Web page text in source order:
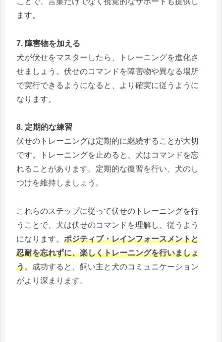
ます。
7. 障害物を加える
犬が伏せをマスターしたら、トレーニングを進化さ
せましょう。伏せのコマンドを障害物や異なる場所
で実行できるようになると、より確実に従うように
なります。
8. 定期的な練習
伏せのトレーニングは定期的に継続することが大切
です。トレーニングを止めると、犬はコマンドを忘
れることがあります。定期的な復習を行い、犬のし
つけを維持しましょう。
これらのステップに従って伏せのトレーニングを行
うことで、犬は伏せのコマンドを理解し、従うよう
になります。 ポジティブ・レインフォースメントと
忍耐を忘れずに、楽しくトレーニングを行いましょ
う。成功すると、飼い主と犬のコミュニケーション
がより深まります。